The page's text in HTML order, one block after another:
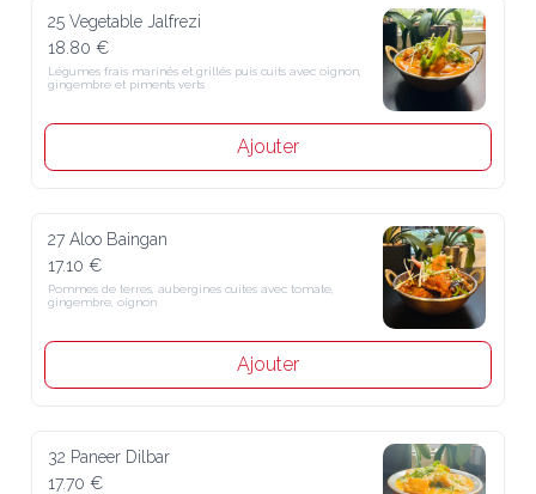
25 Vegetable Jalfrezi
18.80 €
Légumes frais marinés et grillés puis cuits avec oignon, gingembre
et piments verts
Ajouter
27 Aloo Baingan
17.10 €
Pommes de terres, aubergines cuites avec tomate, gingembre,
oignon
Ajouter
32 Paneer Dilbar
17.70 €